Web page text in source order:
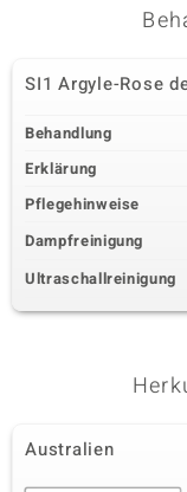
SI1 Argyle-Rose
Behandlung
Erklärung
Pflegehinweise
Dampfreinigung
Ultraschallreinigung
Australien